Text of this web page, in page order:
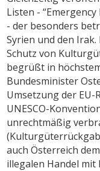
Listen -
- der besonders
Syrien und den
Schutz von
begrüßt in
Bundesminister
Umsetzung der EU-
UNESCO-
unrechtmäßig
auch Österreich
illegalen Handel